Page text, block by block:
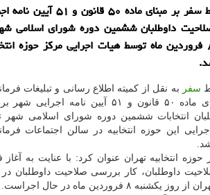
به گزارش فقط سفر بر مبنای ماده ۵۰ قانون و
داوطلبان ششمین دوره شورای اسلامی
روز یکشنبه ۸ فروردین ماه توسط هیات اجرایی مرکز حوزه
سفر به نقل از کمیته اطلاع رسانی و تبلیغات
تهران، بر مبنای ماده ۵۰ قانون و ۵۱ آیین نامه
انتخابات ششمین دوره شورای اسلامی شهر
این حوزه انتخابیه در سالن اجتماعات
حوزه انتخابیه تهران عنوان کرد: با عنایت به آغاز
داوطلبان، کار بررسی صلاحیت داوطلبان در
۸ فروردین ماه در حال اجراست.